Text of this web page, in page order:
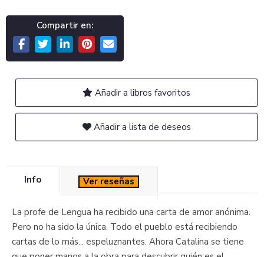
Compartir en:
Añadir a libros favoritos
Añadir a lista de deseos
Info Ver reseñas
La profe de Lengua ha recibido una carta de amor anónima.
Pero no ha sido la única. Todo el pueblo está recibiendo
cartas de lo más... espeluznantes. Ahora Catalina se tiene